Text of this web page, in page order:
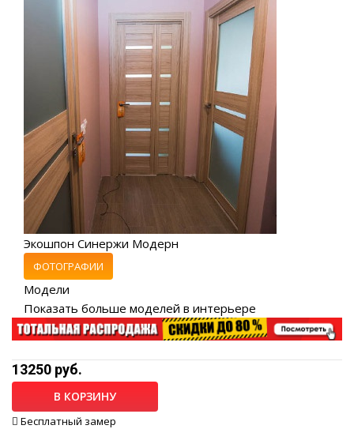
Экошпон Синержи Модерн
ФОТОГРАФИИ
Модели
Показать больше моделей в интерьере
13250 руб.
В КОРЗИНУ
Бесплатный замер